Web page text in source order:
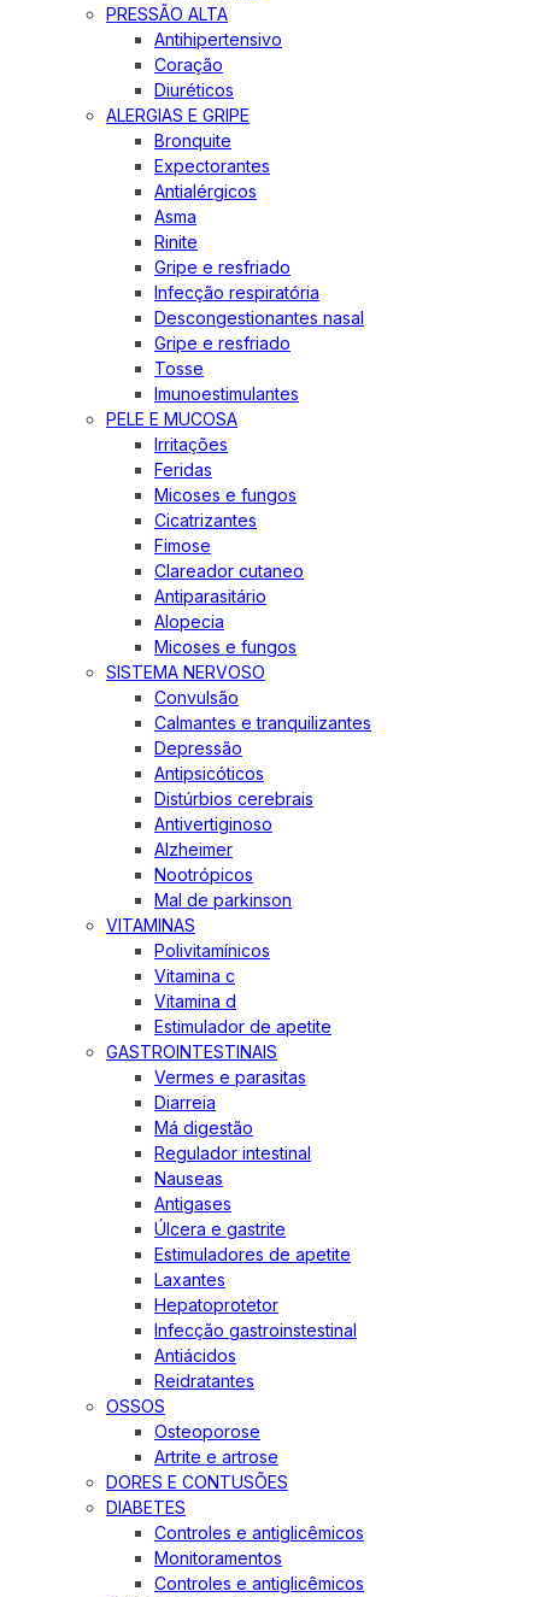
PRESSÃO ALTA
Antihipertensivo
Coração
Diuréticos
ALERGIAS E GRIPE
Bronquite
Expectorantes
Antialérgicos
Asma
Rinite
Gripe e resfriado
Infecção respiratória
Descongestionantes nasal
Gripe e resfriado
Tosse
Imunoestimulantes
PELE E MUCOSA
Irritações
Feridas
Micoses e fungos
Cicatrizantes
Fimose
Clareador cutaneo
Antiparasitário
Alopecia
Micoses e fungos
SISTEMA NERVOSO
Convulsão
Calmantes e tranquilizantes
Depressão
Antipsicóticos
Distúrbios cerebrais
Antivertiginoso
Alzheimer
Nootrópicos
Mal de parkinson
VITAMINAS
Polivitamínicos
Vitamina c
Vitamina d
Estimulador de apetite
GASTROINTESTINAIS
Vermes e parasitas
Diarreia
Má digestão
Regulador intestinal
Nauseas
Antigases
Úlcera e gastrite
Estimuladores de apetite
Laxantes
Hepatoprotetor
Infecção gastroinstestinal
Antiácidos
Reidratantes
OSSOS
Osteoporose
Artrite e artrose
DORES E CONTUSÕES
DIABETES
Controles e antiglicêmicos
Monitoramentos
Controles e antiglicêmicos